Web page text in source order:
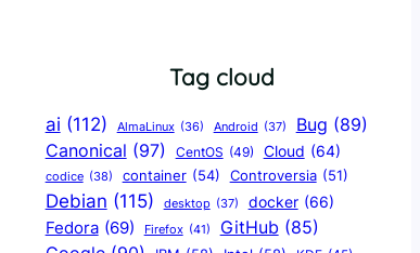
Tag cloud
ai (112) AlmaLinux (36) Android (37) Bug (89)
Canonical (97) CentOS (49) Cloud (64)
codice (38) container (54) Controversia (51)
Debian (115) desktop (37) docker (66)
Fedora (69) Firefox (41) GitHub (85)